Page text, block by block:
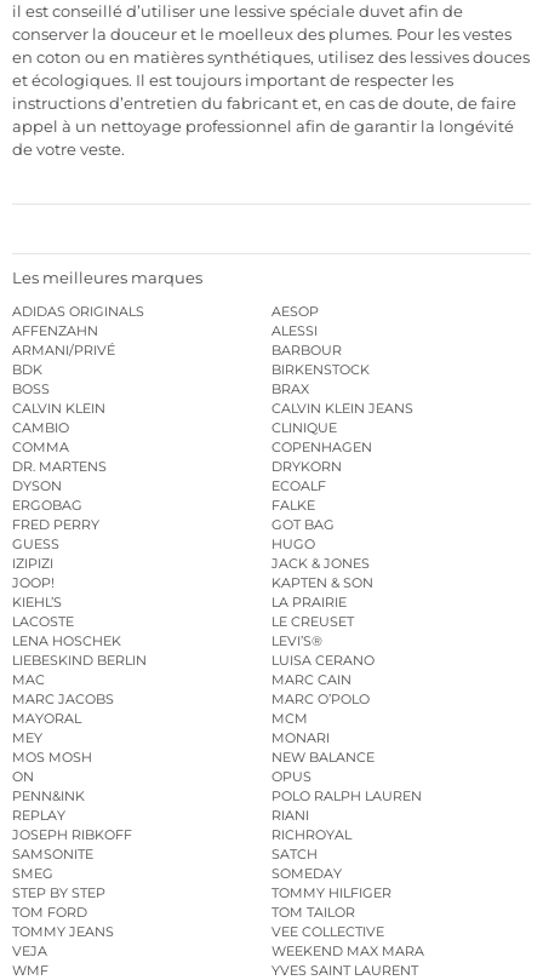
il est conseillé d’utiliser une lessive spéciale duvet afin de
conserver la douceur et le moelleux des plumes. Pour les vestes
en coton ou en matières synthétiques, utilisez des lessives douces
et écologiques. Il est toujours important de respecter les
instructions d’entretien du fabricant et, en cas de doute, de faire
appel à un nettoyage professionnel afin de garantir la longévité
de votre veste.
Les meilleures marques
ADIDAS ORIGINALS
AESOP
AFFENZAHN
ALESSI
ARMANI/PRIVÉ
BARBOUR
BDK
BIRKENSTOCK
BOSS
BRAX
CALVIN KLEIN
CALVIN KLEIN JEANS
CAMBIO
CLINIQUE
COMMA
COPENHAGEN
DR. MARTENS
DRYKORN
DYSON
ECOALF
ERGOBAG
FALKE
FRED PERRY
GOT BAG
GUESS
HUGO
IZIPIZI
JACK & JONES
JOOP!
KAPTEN & SON
KIEHL’S
LA PRAIRIE
LACOSTE
LE CREUSET
LENA HOSCHEK
LEVI’S®
LIEBESKIND BERLIN
LUISA CERANO
MAC
MARC CAIN
MARC JACOBS
MARC O’POLO
MAYORAL
MCM
MEY
MONARI
MOS MOSH
NEW BALANCE
ON
OPUS
PENN&INK
POLO RALPH LAUREN
REPLAY
RIANI
JOSEPH RIBKOFF
RICHROYAL
SAMSONITE
SATCH
SMEG
SOMEDAY
STEP BY STEP
TOMMY HILFIGER
TOM FORD
TOM TAILOR
TOMMY JEANS
VEE COLLECTIVE
VEJA
WEEKEND MAX MARA
WMF
YVES SAINT LAURENT